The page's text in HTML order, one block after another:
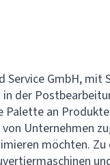
GmbH, mit
der
an
Unternehmen
möchten.